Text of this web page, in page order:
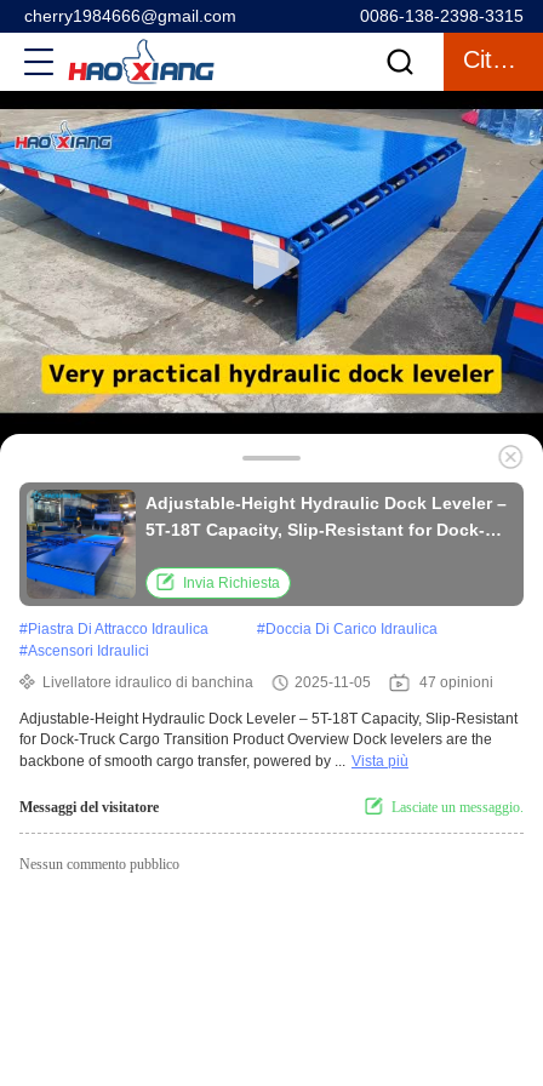
cherry1984666@gmail.com 0086-138-2398-3315
Citazione
Adjustable-Height Hydraulic Dock Leveler –
5T-18T Capacity, Slip-Resistant for Dock-
Invia Richiesta
#Piastra Di Attracco Idraulica #Doccia Di Carico Idraulica
#Ascensori Idraulici
Livellatore idraulico di banchina
2025-11-05 47 opinioni
Adjustable-Height Hydraulic Dock Leveler – 5T-18T Capacity, Slip-Resistant
for Dock-Truck Cargo Transition Product Overview Dock levelers are the
backbone of smooth cargo transfer, powered by ... Vista più
Messaggi del visitatore Lasciate un messaggio.
Nessun commento pubblico